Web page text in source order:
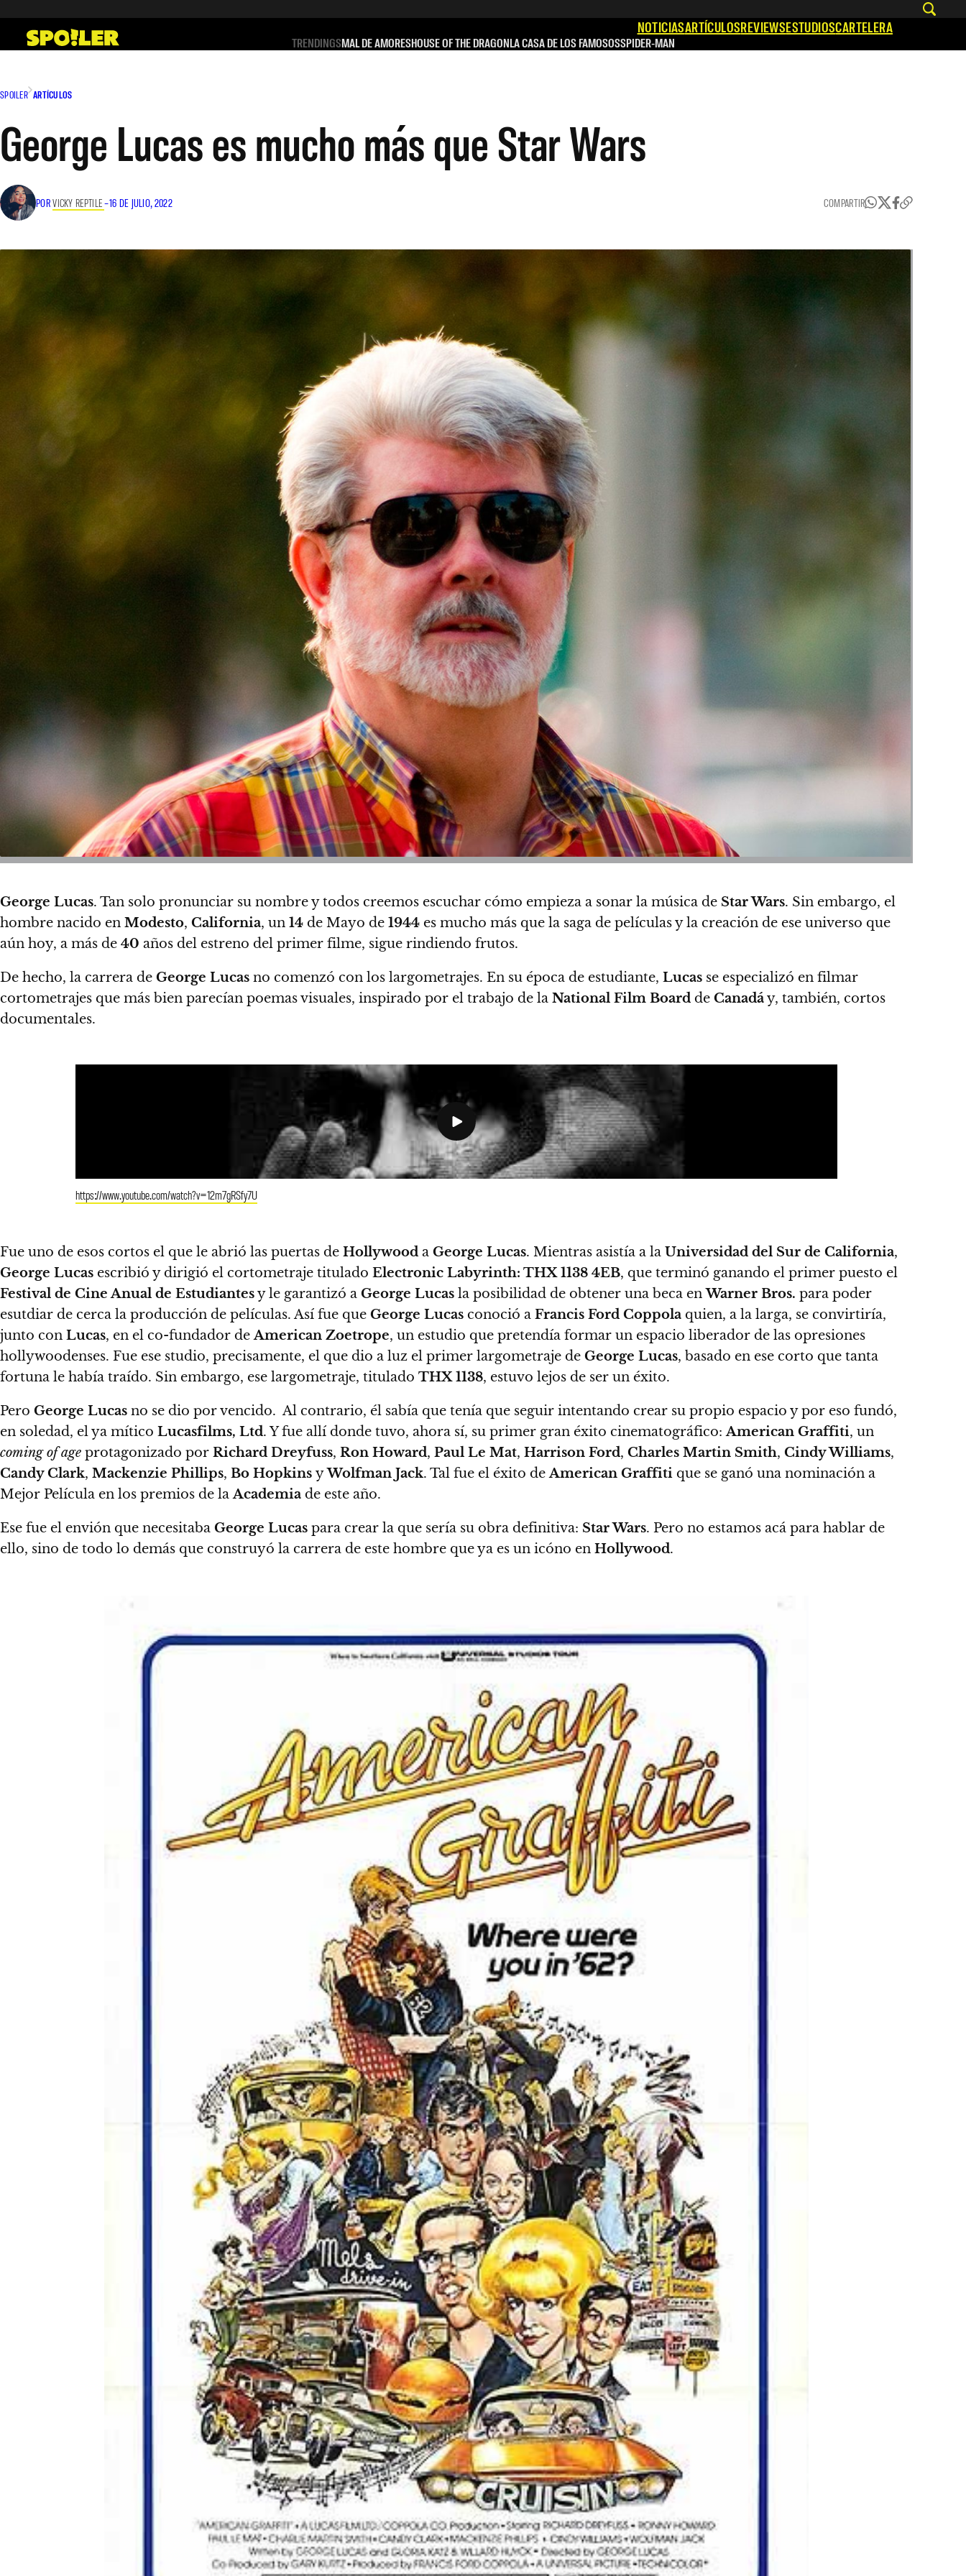
contenido
NOTICIASARTÍCULOSREVIEWSESTUDIOSCARTELERA
TRENDINGSMAL DE AMORESHOUSE OF THE DRAGONLA CASA DE LOS FAMOSOSSPIDER-MAN
SPOILER ARTÍCULOS
George Lucas es mucho más que Star Wars
PORVICKY REPTILE–16 DE JULIO, 2022 COMPARTIR
George Lucas. Tan solo pronunciar su nombre y todos creemos escuchar cómo empieza a sonar la música de Star Wars. Sin embargo, el
hombre nacido en Modesto, California, un 14 de Mayo de 1944 es mucho más que la saga de películas y la creación de ese universo que
aún hoy, a más de 40 años del estreno del primer filme, sigue rindiendo frutos.
De hecho, la carrera de George Lucas no comenzó con los largometrajes. En su época de estudiante, Lucas se especializó en filmar
cortometrajes que más bien parecían poemas visuales, inspirado por el trabajo de la National Film Board de Canadáy, también, cortos
documentales.
https://www.youtube.com/watch?v=12m7gRSfy7U
Fue uno de esos cortos el que le abrió las puertas de Hollywood a George Lucas. Mientras asistía a la Universidad del Sur de California,
George Lucas escribió y dirigió el cortometraje titulado Electronic Labyrinth: THX 1138 4EB, que terminó ganando el primer puesto el
Festival de Cine Anual de Estudiantesy le garantizó a George Lucas la posibilidad de obtener una beca enWarner Bros. para poder
esutdiar de cerca la producción de películas. Así fue que George Lucas conoció a Francis Ford Coppola quien, a la larga, se convirtiría,
junto con Lucas, en el co-fundador deAmerican Zoetrope, un estudio que pretendía formar un espacio liberador de las opresiones
hollywoodenses. Fue ese studio, precisamente, el que dio a luz el primer largometraje de George Lucas, basado en ese corto que tanta
fortuna le había traído. Sin embargo, ese largometraje, titulado THX 1138, estuvo lejos de ser un éxito.
Pero George Lucas no se dio por vencido. Al contrario, él sabía que tenía que seguir intentando crear su propio espacio y por eso fundó,
en soledad, el ya mítico Lucasfilms, Ltd. Y fue allí donde tuvo, ahora sí, su primer gran éxito cinematográfico:American Graffiti, un
coming of age protagonizado por Richard Dreyfuss, Ron Howard, Paul Le Mat, Harrison Ford, Charles Martin Smith, Cindy Williams,
Candy Clark, Mackenzie Phillips, Bo Hopkins yWolfman Jack. Tal fue el éxito deAmerican Graffiti que se ganó una nominación a
Mejor Película en los premios de laAcademia de este año.
Ese fue el envión que necesitaba George Lucas para crear la que sería su obra definitiva: Star Wars. Pero no estamos acá para hablar de
ello, sino de todo lo demás que construyó la carrera de este hombre que ya es un icóno en Hollywood.